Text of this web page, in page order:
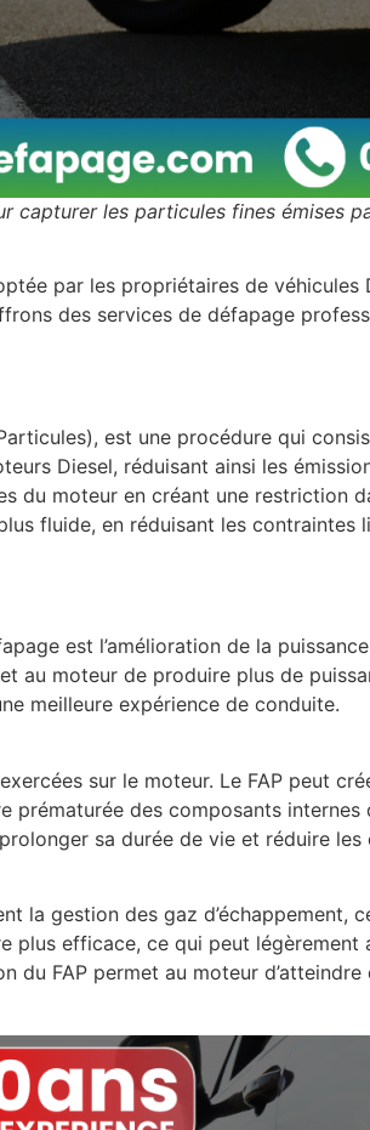
capturer les particules fines émises
par les propriétaires de
des services de défapage
est une procédure qui
Diesel, réduisant ainsi les
du moteur en créant une restriction
fluide, en réduisant les contraintes
est l’amélioration de la
au moteur de produire plus de
meilleure expérience de conduite.
sur le moteur. Le FAP peut
prématurée des composants
sa durée de vie et réduire les
la gestion des gaz
plus efficace, ce qui peut
du FAP permet au moteur